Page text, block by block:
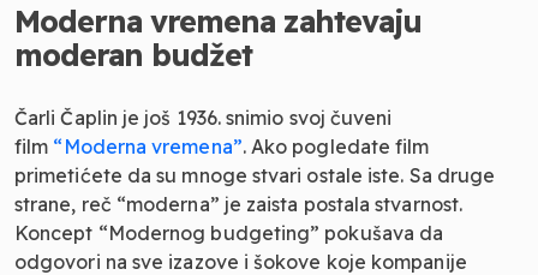
Moderna vremena zahtevaju
moderan budžet
Čarli Čaplin je još 1936. snimio svoj čuveni
film “Moderna vremena”. Ako pogledate film
primetićete da su mnoge stvari ostale iste. Sa druge
strane, reč “moderna” je zaista postala stvarnost.
Koncept “Modernog budgeting” pokušava da
odgovori na sve izazove i šokove koje kompanije